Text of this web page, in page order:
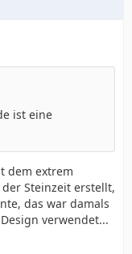
ist eine
dem extrem
Steinzeit erstellt,
das war damals
verwendet...